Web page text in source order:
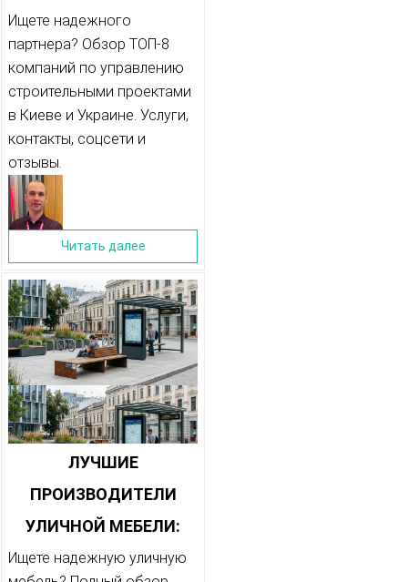
ПРОЕКТАМИ В КИЕВЕ
Ищете надежного
партнера? Обзор ТОП-8
компаний по управлению
строительными проектами
в Киеве и Украине. Услуги,
контакты, соцсети и
отзывы.
Читать далее
ЛУЧШИЕ
ПРОИЗВОДИТЕЛИ
УЛИЧНОЙ МЕБЕЛИ:
СКАМЕЙКИ И УРНЫ ИЗ
Ищете надежную уличную